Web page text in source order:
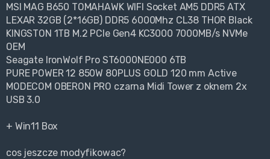
MSI MAG B650 TOMAHAWK WIFI Socket AM5 DDR5 ATX
LEXAR 32GB (2*16GB) DDR5 6000Mhz CL38 THOR Black
KINGSTON 1TB M.2 PCIe Gen4 KC3000 7000MB/s NVMe
OEM
Seagate IronWolf Pro ST6000NE000 6TB
PURE POWER 12 850W 80PLUS GOLD 120 mm Active
MODECOM OBERON PRO czarna Midi Tower z oknem 2x
USB 3.0
+ Win11 Box
cos jeszcze modyfikowac?